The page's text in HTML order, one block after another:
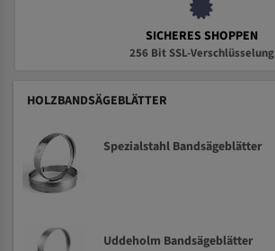
SICHERES SHOPPEN
256 Bit SSL-Verschlüsselung
HOLZBANDSÄGEBLÄTTER
Spezialstahl Bandsägeblätter
Uddeholm Bandsägeblätter